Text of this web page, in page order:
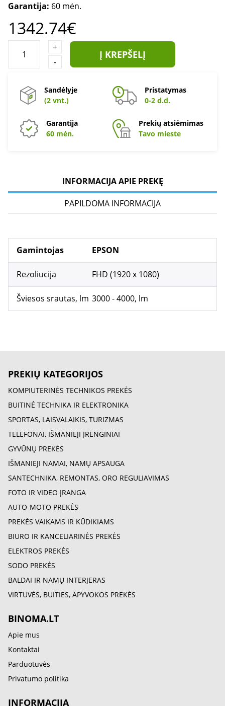
Garantija: 60 mėn.
1342.74€
+
-
Į KREPŠELĮ
Sandėlyje
(2 vnt.)
Pristatymas
0-2 d.d.
Garantija
60 mėn.
Prekių atsiėmimas
Tavo mieste
INFORMACIJA APIE PREKĘ
PAPILDOMA INFORMACIJA
Gamintojas EPSON
Rezoliucija FHD (1920 x 1080)
Šviesos srautas, lm 3000 - 4000, lm
PREKIŲ KATEGORIJOS
KOMPIUTERINĖS TECHNIKOS PREKĖS
BUITINĖ TECHNIKA IR ELEKTRONIKA
SPORTAS, LAISVALAIKIS, TURIZMAS
TELEFONAI, IŠMANIEJI ĮRENGINIAI
GYVŪNŲ PREKĖS
IŠMANIEJI NAMAI, NAMŲ APSAUGA
SANTECHNIKA, REMONTAS, ORO REGULIAVIMAS
FOTO IR VIDEO ĮRANGA
AUTO-MOTO PREKĖS
PREKĖS VAIKAMS IR KŪDIKIAMS
BIURO IR KANCELIARINĖS PREKĖS
ELEKTROS PREKĖS
SODO PREKĖS
BALDAI IR NAMŲ INTERJERAS
VIRTUVĖS, BUITIES, APYVOKOS PREKĖS
BINOMA.LT
Apie mus
Kontaktai
Parduotuvės
Privatumo politika
INFORMACIJA